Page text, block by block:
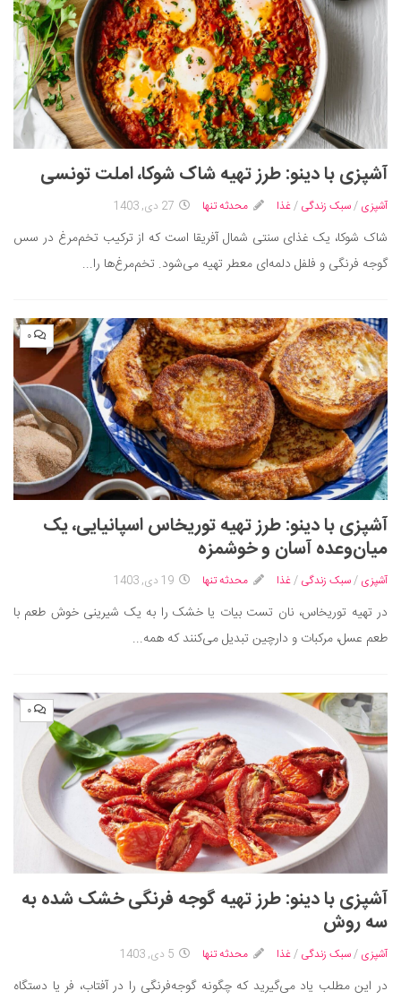
بهداشت
بیماری و درمان
کودک و مادر
ورزش و تندرستی
روانشناسی
مراکز پزشکی و دارویی
فرهنگ و هنر
سینما و تئاتر
تلویزیون
چهره‌ها
عکاسی و هنرهای تجسمی
کتاب و کتاب‌خوانی
تاریخ
معماری
علمی
فناوری‌ها
نجوم و هوا فضا
زمین و محیط زیست
خودرو
سرگرمی
طنز
فال
مسابقه
اخبار
آشپزی با دینو: طرز تهیه شاک شوکا، املت تونسی
آشپزی /سبک زندگی /غذا محدثه تنها 27 دی, 1403
شاک شوکا، یک غذای سنتی شمال آفریقا است که از ترکیب تخم‌مرغ‌ در سس
گوجه فرنگی و فلفل دلمه‌ای معطر تهیه می‌شود. تخم‌مرغ‌ها را...
۰
آشپزی با دینو: طرز تهیه توریخاس اسپانیایی، یک
میان‌وعده آسان و خوشمزه
آشپزی /سبک زندگی /غذا محدثه تنها 19 دی, 1403
در تهیه توریخاس، نان‌ تست بیات یا خشک را به یک شیرینی خوش طعم با
طعم عسل، مرکبات و دارچین تبدیل می‌کنند که همه...
۰
آشپزی با دینو: طرز تهیه گوجه فرنگی خشک شده به
سه روش
آشپزی /سبک زندگی /غذا محدثه تنها 5 دی, 1403
در این مطلب یاد می‌گیرید که چگونه گوجه‌فرنگی‌ را در آفتاب، فر یا دستگاه